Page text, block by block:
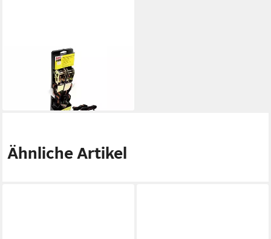
Spannzwinge, (2-teilig (1 Set)
lieferbar - in 5-6 Werktagen bei dir
Ähnliche Artikel